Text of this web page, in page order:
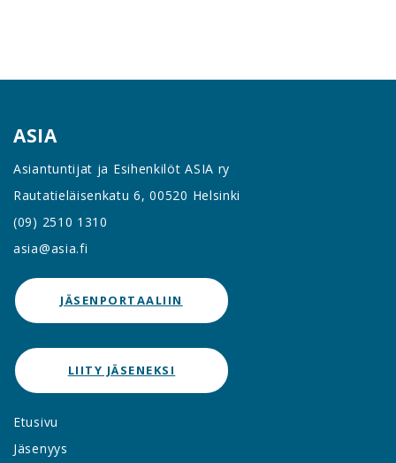
ASIA
Asiantuntijat ja Esihenkilöt ASIA ry
Rautatieläisenkatu 6, 00520 Helsinki
(09) 2510 1310
asia@asia.fi
JÄSENPORTAALIIN
LIITY JÄSENEKSI
Etusivu
Jäsenyys